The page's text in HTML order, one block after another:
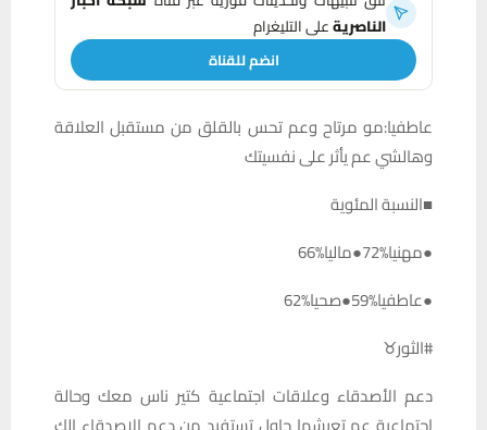
الناصريةعلى التليغرام
انضم للقناة
عاطفيا:مو مرتاح وعم تحس بالقلق من مستقبل العلاقة
وهالشي عم يأثر على نفسيتك
■النسبة المئوية
●مهنيا%72●ماليا%66
●عاطفيا%59●صحيا%62
#الثور♉️
دعم الأصدقاء وعلاقات اجتماعية كتير ناس معك وحالة